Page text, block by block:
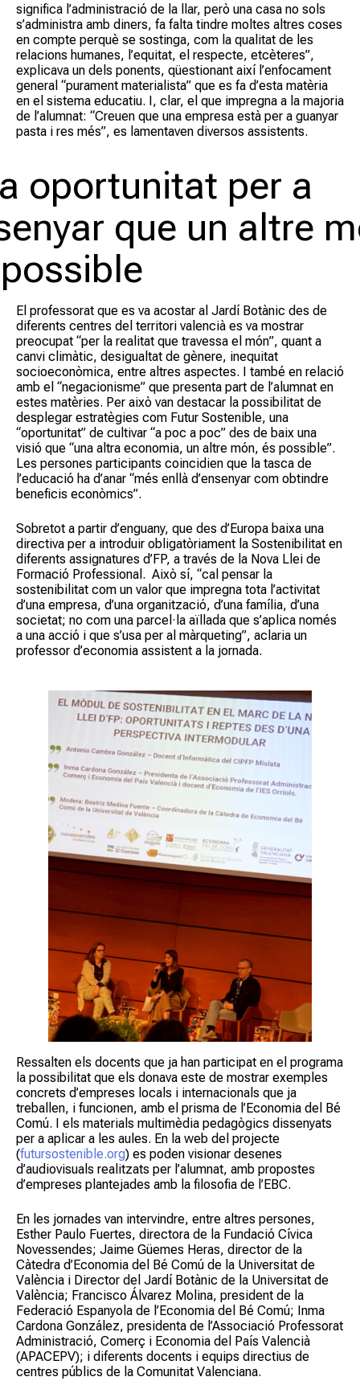
significa l’administració de la llar, però una casa no sols
s’administra amb diners, fa falta tindre moltes altres coses
en compte perquè se sostinga, com la qualitat de les
relacions humanes, l’equitat, el respecte, etcèteres”,
explicava un dels ponents, qüestionant així l’enfocament
general “purament materialista” que es fa d’esta matèria
en el sistema educatiu. I, clar, el que impregna a la majoria
de l’alumnat: “Creuen que una empresa està per a guanyar
pasta i res més”, es lamentaven diversos assistents.
oportunitat per a
que un altre
El professorat que es va acostar al Jardí Botànic des de
diferents centres del territori valencià es va mostrar
preocupat “per la realitat que travessa el món”, quant a
canvi climàtic, desigualtat de gènere, inequitat
socioeconòmica, entre altres aspectes. I també en relació
amb el “negacionisme” que presenta part de l’alumnat en
estes matèries. Per això van destacar la possibilitat de
desplegar estratègies com Futur Sostenible, una
“oportunitat” de cultivar “a poc a poc” des de baix una
visió que “una altra economia, un altre món, és possible”.
Les persones participants coincidien que la tasca de
l’educació ha d’anar “més enllà d’ensenyar com obtindre
beneficis econòmics”.
Sobretot a partir d’enguany, que des d’Europa baixa una
directiva per a introduir obligatòriament la Sostenibilitat en
diferents assignatures d’FP, a través de la Nova Llei de
Formació Professional. Això sí, “cal pensar la
sostenibilitat com un valor que impregna tota l’activitat
d’una empresa, d’una organització, d’una família, d’una
societat; no com una parcel·la aïllada que s’aplica només
a una acció i que s’usa per al màrqueting”, aclaria un
professor d’economia assistent a la jornada.
Ressalten els docents que ja han participat en el programa
la possibilitat que els donava este de mostrar exemples
concrets d’empreses locals i internacionals que ja
treballen, i funcionen, amb el prisma de l’Economia del Bé
Comú. I els materials multimèdia pedagògics dissenyats
per a aplicar a les aules. En la web del projecte
(futursostenible.org) es poden visionar desenes
d’audiovisuals realitzats per l’alumnat, amb propostes
d’empreses plantejades amb la filosofia de l’EBC.
En les jornades van intervindre, entre altres persones,
Esther Paulo Fuertes, directora de la Fundació Cívica
Novessendes; Jaime Güemes Heras, director de la
Càtedra d’Economia del Bé Comú de la Universitat de
València i Director del Jardí Botànic de la Universitat de
València; Francisco Álvarez Molina, president de la
Federació Espanyola de l’Economia del Bé Comú; Inma
Cardona González, presidenta de l’Associació Professorat
Administració, Comerç i Economia del País Valencià
(APACEPV); i diferents docents i equips directius de
centres públics de la Comunitat Valenciana.